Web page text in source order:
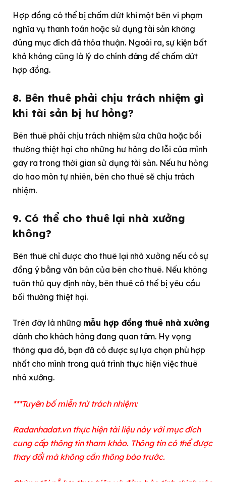
Hợp đồng có thể bị chấm dứt khi một bên vi phạm
nghĩa vụ thanh toán hoặc sử dụng tài sản không
đúng mục đích đã thỏa thuận. Ngoài ra, sự kiện bất
khả kháng cũng là lý do chính đáng để chấm dứt
hợp đồng.
8. Bên thuê phải chịu trách nhiệm gì
khi tài sản bị hư hỏng?
Bên thuê phải chịu trách nhiệm sửa chữa hoặc bồi
thường thiệt hại cho những hư hỏng do lỗi của mình
gây ra trong thời gian sử dụng tài sản. Nếu hư hỏng
do hao mòn tự nhiên, bên cho thuê sẽ chịu trách
nhiệm.
9. Có thể cho thuê lại nhà xưởng
không?
Bên thuê chỉ được cho thuê lại nhà xưởng nếu có sự
đồng ý bằng văn bản của bên cho thuê. Nếu không
tuân thủ quy định này, bên thuê có thể bị yêu cầu
bồi thường thiệt hại.
Trên đây là những mẫu hợp đồng thuê nhà xưởng
dành cho khách hàng đang quan tâm. Hy vọng
thông qua đó, bạn đã có được sự lựa chọn phù hợp
nhất cho mình trong quá trình thực hiện việc thuê
nhà xưởng.
***Tuyên bố miễn trừ trách nhiệm:
Radanhadat.vn thực hiện tài liệu này với mục đích
cung cấp thông tin tham khảo. Thông tin có thể được
thay đổi mà không cần thông báo trước.